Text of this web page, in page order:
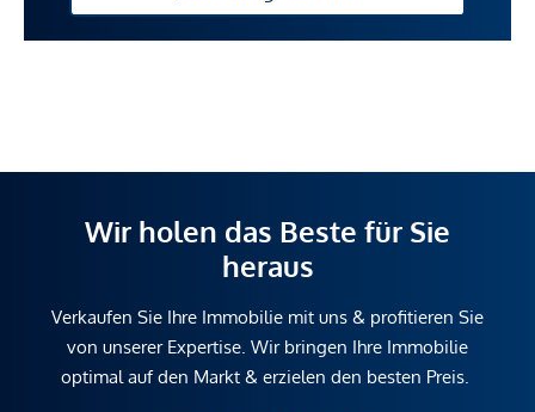
Wir holen das Beste für Sie
heraus
Verkaufen Sie Ihre Immobilie mit uns & profitieren Sie
von unserer Expertise. Wir bringen Ihre Immobilie
optimal auf den Markt & erzielen den besten Preis.